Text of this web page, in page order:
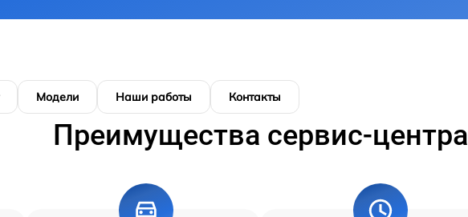
Модели Наши работы Контакты
Преимущества сервис-центра